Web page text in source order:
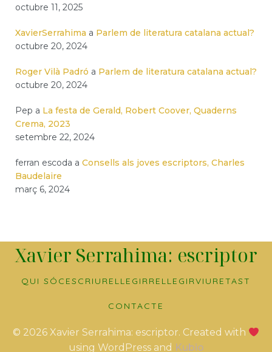
octubre 11, 2025
XavierSerrahima a Parlem de literatura catalana actual?
octubre 20, 2024
Roger Vilà Padró a Parlem de literatura catalana actual?
octubre 20, 2024
Pep a La festa de Gerald, Robert Coover, Quaderns
Crema, 2023
setembre 22, 2024
ferran escoda a Consells als joves escriptors, Charles
Baudelaire
març 6, 2024
Xavier Serrahima: escriptor
QUI SÓC ESCRIURE LLEGIRRELLEGIRVIURETAST
CONTACTE
© 2026 Xavier Serrahima: escriptor. Created with
using WordPress and Kubio